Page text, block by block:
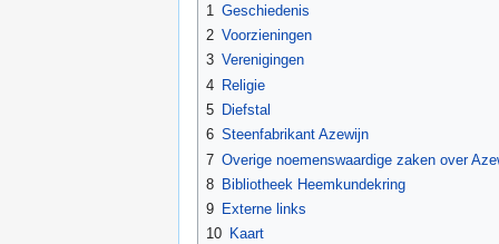
1 Geschiedenis
2 Voorzieningen
3 Verenigingen
4 Religie
5 Diefstal
6 Steenfabrikant Azewijn
7 Overige noemenswaardige zaken over
8 Bibliotheek Heemkundekring
9 Externe links
10 Kaart